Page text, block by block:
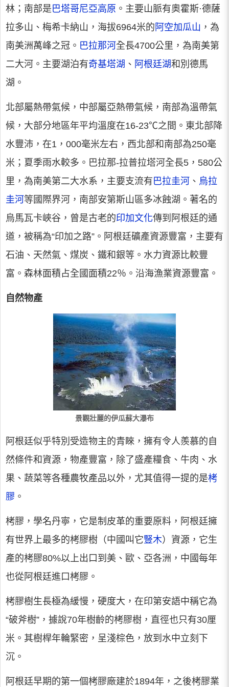
林；南部是巴塔哥尼亞高原 。主要山脈有奧霍斯·德薩
拉多山、梅希卡納山，海拔6964米的 阿空加瓜山 ，為
南美洲萬峰之冠。 巴拉那河 全長4700公里，為南美第
二大河。主要湖泊有奇基塔湖 、 阿根廷湖和別德馬
湖。
北部屬熱帶氣候，中部屬亞熱帶氣候，南部為溫帶氣
候，大部分地區年平均溫度在16-23℃之間。東北部降
水豐沛，在1，000毫米左右，西北部和南部為250毫
米；夏季雨水較多。巴拉那-拉普拉塔河全長5，580公
里，為南美第二大水系，主要支流有巴拉圭河 、 烏拉
圭河 等國際界河，南部安第斯山區多冰蝕湖。著名的
烏馬瓦卡峽谷，曾是古老的印加文化傳到阿根廷的通
道，被稱為“印加之路”。阿根廷礦產資源豐富，主要有
石油、天然氣、煤炭、鐵和銀等。水力資源比較豐
富。森林面積占全國面積22％。沿海漁業資源豐富。
自然物產
景觀壯麗的伊瓜蘇大瀑布
阿根廷似乎特別受造物主的青睞，擁有令人羨慕的自
然條件和資源，物產豐富，除了盛產糧食、牛肉、水
果、蔬菜等各種農牧產品以外，尤其值得一提的是栲
膠 。
栲膠，學名丹寧，它是制皮革的重要原料，阿根廷擁
有世界上最多的栲膠樹（中國叫它豎木）資源，它生
產的栲膠80%以上出口到美、歐、亞各洲，中國每年
也從阿根廷進口栲膠。
栲膠樹生長極為緩慢，硬度大，在印第安語中稱它為
“破斧樹”，據說70年樹齡的栲膠樹，直徑也只有30厘
米。其樹桿年輪緊密，呈淺棕色，放到水中立刻下
沉。
阿根廷早期的第一個栲膠廠建於1894年，之後栲膠業